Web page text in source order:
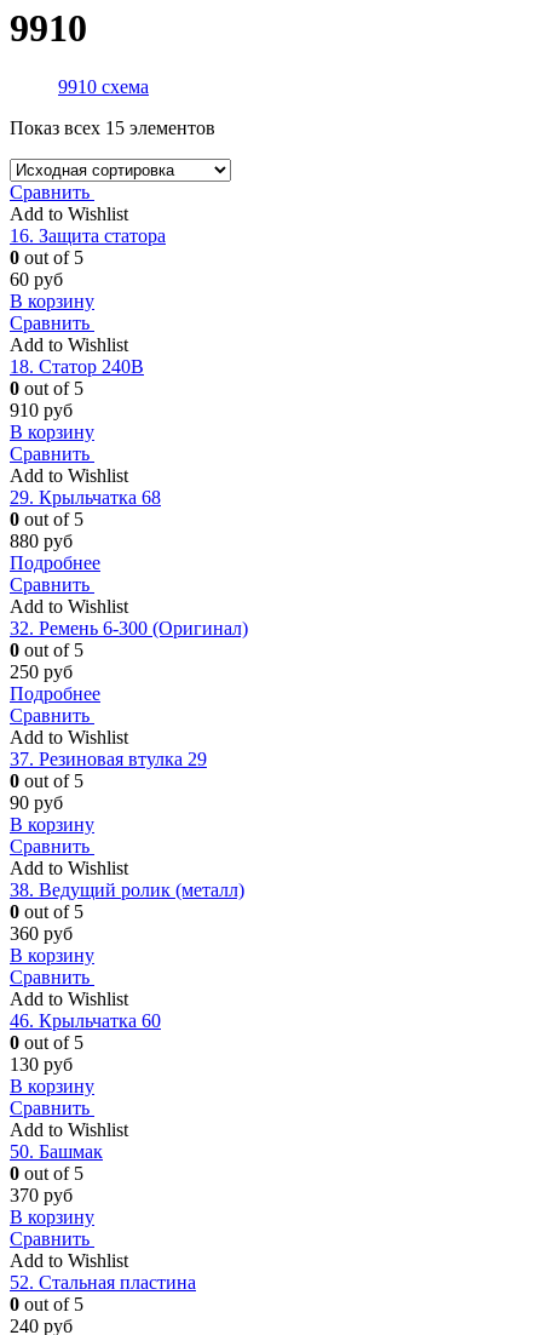
9910
9910 схема
Показ всех 15 элементов
Сравнить
Add to Wishlist
16. Защита статора
0 out of 5
60 руб
В корзину
Сравнить
Add to Wishlist
18. Статор 240В
0 out of 5
910 руб
В корзину
Сравнить
Add to Wishlist
29. Крыльчатка 68
0 out of 5
880 руб
Подробнее
Сравнить
Add to Wishlist
32. Ремень 6-300 (Оригинал)
0 out of 5
250 руб
Подробнее
Сравнить
Add to Wishlist
37. Резиновая втулка 29
0 out of 5
90 руб
В корзину
Сравнить
Add to Wishlist
38. Ведущий ролик (металл)
0 out of 5
360 руб
В корзину
Сравнить
Add to Wishlist
46. Крыльчатка 60
0 out of 5
130 руб
В корзину
Сравнить
Add to Wishlist
50. Башмак
0 out of 5
370 руб
В корзину
Сравнить
Add to Wishlist
52. Стальная пластина
0 out of 5
240 руб